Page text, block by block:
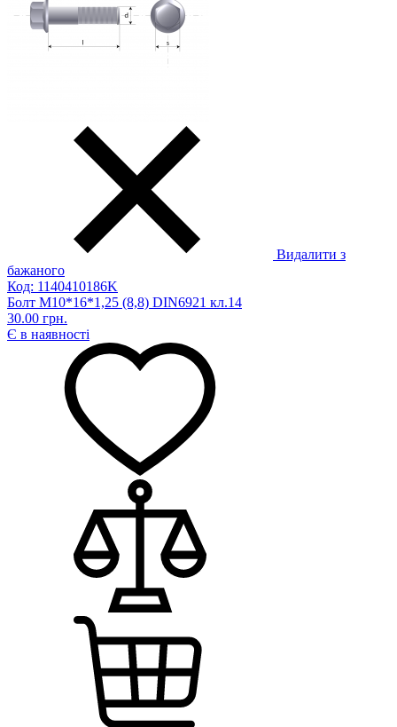
Видалити з
бажаного
Код: 1140410186K
Болт M10*16*1,25 (8,8) DIN6921 кл.14
30.00 грн.
Є в наявності